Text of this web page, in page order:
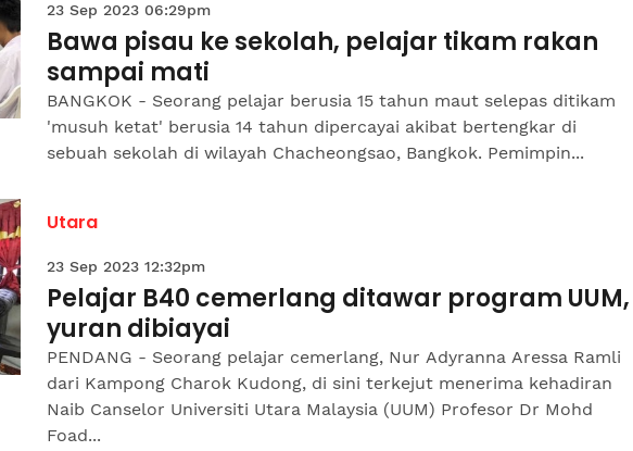
23 Sep 2023 06:29pm
Bawa pisau ke sekolah, pelajar tikam rakan
sampai mati
BANGKOK - Seorang pelajar berusia 15 tahun maut selepas ditikam
'musuh ketat' berusia 14 tahun dipercayai akibat bertengkar di
sebuah sekolah di wilayah Chacheongsao, Bangkok. Pemimpin...
Utara
23 Sep 2023 12:32pm
Pelajar B40 cemerlang ditawar program UUM,
yuran dibiayai
PENDANG - Seorang pelajar cemerlang, Nur Adyranna Aressa Ramli
dari Kampong Charok Kudong, di sini terkejut menerima kehadiran
Naib Canselor Universiti Utara Malaysia (UUM) Profesor Dr Mohd
Foad...